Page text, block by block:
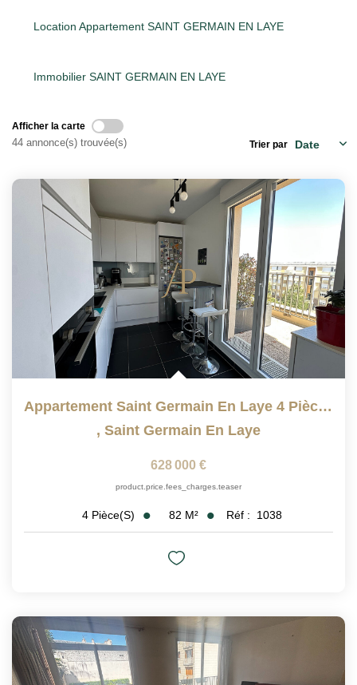
NOS BIENS VENDUS
CONTACT
EN
Location Appartement SAINT GERMAIN EN LAYE
Immobilier SAINT GERMAIN EN LAYE
Afficher la carte
44 annonce(s) trouvée(s) Trier par
Appartement Saint Germain En Laye 4 Pièce(s) 82.11 M2
, Saint Germain En Laye
628 000 €
product.price.fees_charges.teaser
4 Pièce(s) 82 M² Réf : 1038